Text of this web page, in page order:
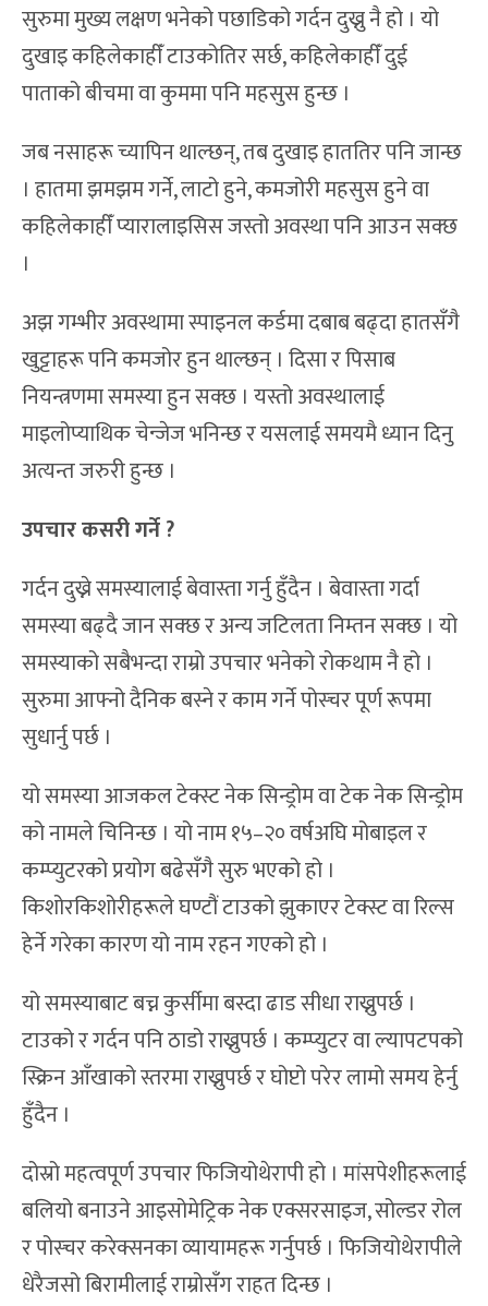
सुरुमा मुख्य लक्षण भनेको पछाडिको गर्दन दुख्नु नै हो । यो
दुखाइ कहिलेकाहीँ टाउकोतिर सर्छ, कहिलेकाहीँ दुई
पाताको बीचमा वा कुममा पनि महसुस हुन्छ ।
जब नसाहरू च्यापिन थाल्छन्, तब दुखाइ हाततिर पनि जान्छ
। हातमा झमझम गर्ने, लाटो हुने, कमजोरी महसुस हुने वा
कहिलेकाहीँ प्यारालाइसिस जस्तो अवस्था पनि आउन सक्छ
।
अझ गम्भीर अवस्थामा स्पाइनल कर्डमा दबाब बढ्दा हातसँगै
खुट्टाहरू पनि कमजोर हुन थाल्छन् । दिसा र पिसाब
नियन्त्रणमा समस्या हुन सक्छ । यस्तो अवस्थालाई
माइलोप्याथिक चेन्जेज भनिन्छ र यसलाई समयमै ध्यान दिनु
अत्यन्त जरुरी हुन्छ ।
उपचार कसरी गर्ने ?
गर्दन दुख्ने समस्यालाई बेवास्ता गर्नु हुँदैन । बेवास्ता गर्दा
समस्या बढ्दै जान सक्छ र अन्य जटिलता निम्तन सक्छ । यो
समस्याको सबैभन्दा राम्रो उपचार भनेको रोकथाम नै हो ।
सुरुमा आफ्नो दैनिक बस्ने र काम गर्ने पोस्चर पूर्ण रूपमा
सुधार्नु पर्छ ।
यो समस्या आजकल टेक्स्ट नेक सिन्ड्रोम वा टेक नेक सिन्ड्रोम
को नामले चिनिन्छ । यो नाम १५–२० वर्षअघि मोबाइल र
कम्प्युटरको प्रयोग बढेसँगै सुरु भएको हो ।
किशोरकिशोरीहरूले घण्टौं टाउको झुकाएर टेक्स्ट वा रिल्स
हेर्ने गरेका कारण यो नाम रहन गएको हो ।
यो समस्याबाट बच्न कुर्सीमा बस्दा ढाड सीधा राख्नुपर्छ ।
टाउको र गर्दन पनि ठाडो राख्नुपर्छ । कम्प्युटर वा ल्यापटपको
स्क्रिन आँखाको स्तरमा राख्नुपर्छ र घोप्टो परेर लामो समय हेर्नु
हुँदैन ।
दोस्रो महत्वपूर्ण उपचार फिजियोथेरापी हो । मांसपेशीहरूलाई
बलियो बनाउने आइसोमेट्रिक नेक एक्सरसाइज, सोल्डर रोल
र पोस्चर करेक्सनका व्यायामहरू गर्नुपर्छ । फिजियोथेरापीले
धेरैजसो बिरामीलाई राम्रोसँग राहत दिन्छ ।